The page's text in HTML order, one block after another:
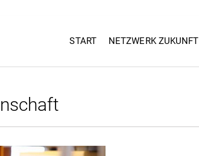
START NETZWERK ZUKUNFT